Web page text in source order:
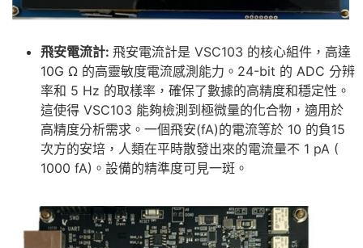
飛安電流計: 飛安電流計是 VSC103 的核心組件，高達
10G Ω 的高靈敏度電流感測能力。24-bit 的 ADC 分辨
率和 5 Hz 的取樣率，確保了數據的高精度和穩定性。
這使得 VSC103 能夠檢測到極微量的化合物，適用於
高精度分析需求。一個飛安(fA)的電流等於 10 的負15
次方的安培，人類在平時散發出來的電流量不 1 pA (
1000 fA)。設備的精準度可見一斑。